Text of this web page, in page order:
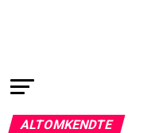
ALTOMKENDTE